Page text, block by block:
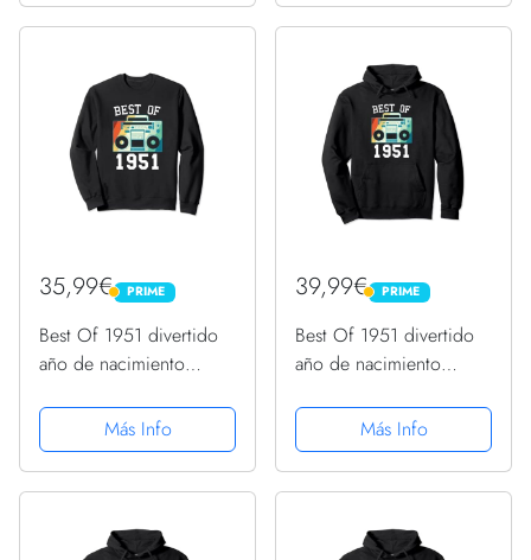
35,99€ PRIME
PRIME
Best Of 1951 divertido
año de nacimiento
1951 Sudadera
Más Info
39,99€ PRIME
PRIME
Best Of 1951 divertido
año de nacimiento
1951 Sudadera con
Capucha
Más Info